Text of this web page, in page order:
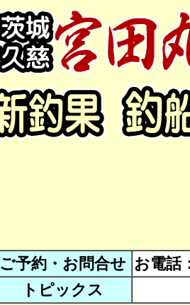
ご予約・お問合せ お電話
トピックス